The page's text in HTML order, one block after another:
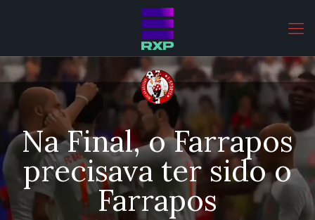
Na Final, o Farrapos
precisava ter sido o
Farrapos